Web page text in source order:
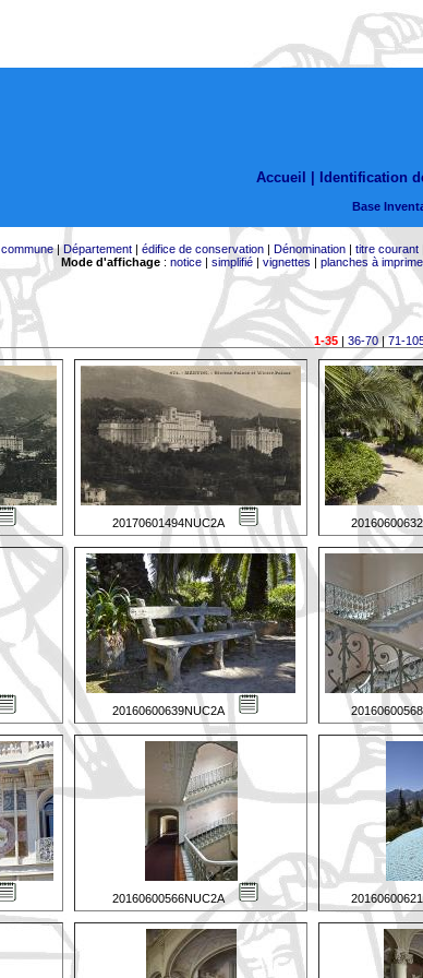
Accueil | Identification
Base
commune|Département| édifice de conservation| Dénomination| titre courant|
Mode d'affichage: notice| simplifié| vignettes | planches à
1-35| 36-70|71-
20170601494NUC2A
20160600639NUC2A
20160600566NUC2A